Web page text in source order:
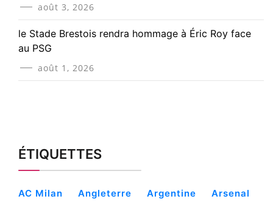
août 3, 2026
le Stade Brestois rendra hommage à Éric Roy face
au PSG
août 1, 2026
ÉTIQUETTES
AC Milan Angleterre Argentine Arsenal